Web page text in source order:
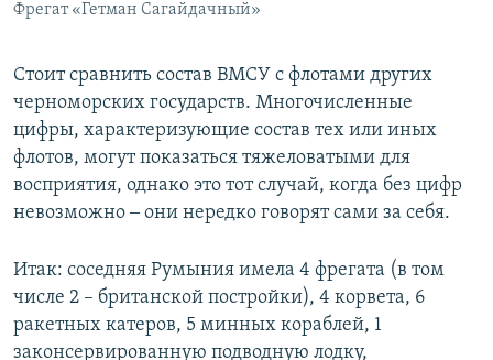
Фрегат «Гетман Сагайдачный»
Стоит сравнить состав ВМСУ с флотами других
черноморских государств. Многочисленные
цифры, характеризующие состав тех или иных
флотов, могут показаться тяжеловатыми для
восприятия, однако это тот случай, когда без цифр
невозможно ‒ они нередко говорят сами за себя.
Итак: соседняя Румыния имела 4 фрегата (в том
числе 2 – британской постройки), 4 корвета, 6
ракетных катеров, 5 минных кораблей, 1
законсервированную подводную лодку,